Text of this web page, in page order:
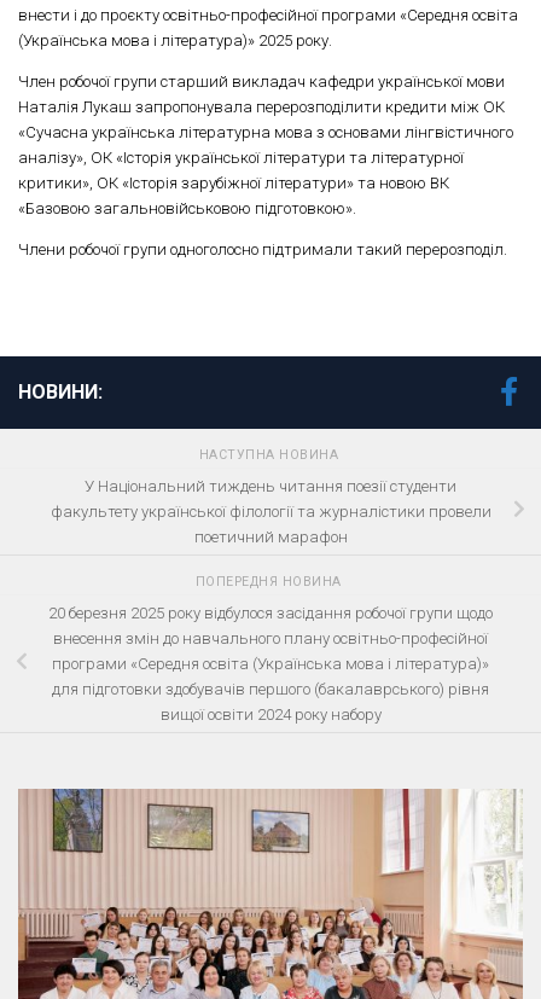
внести і до проєкту освітньо-професійної програми «Середня освіта
(Українська мова і література)» 2025 року.
Член робочої групи старший викладач кафедри української мови
Наталія Лукаш запропонувала перерозподілити кредити між ОК
«Сучасна українська літературна мова з основами лінгвістичного
аналізу», ОК «Історія української літератури та літературної
критики», ОК «Історія зарубіжної літератури» та новою ВК
«Базовою загальновійськовою підготовкою».
Члени робочої групи одноголосно підтримали такий перерозподіл.
НОВИНИ:
НАСТУПНА НОВИНА
У Національний тиждень читання поезії студенти
факультету української філології та журналістики провели
поетичний марафон
ПОПЕРЕДНЯ НОВИНА
20 березня 2025 року відбулося засідання робочої групи щодо
внесення змін до навчального плану освітньо-професійної
програми «Середня освіта (Українська мова і література)»
для підготовки здобувачів першого (бакалаврського) рівня
вищої освіти 2024 року набору